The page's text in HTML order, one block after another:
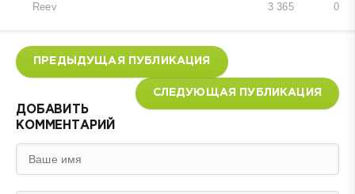
Reev 0
3 365
ПРЕДЫДУЩАЯ ПУБЛИКАЦИЯ
СЛЕДУЮЩАЯ ПУБЛИКАЦИЯ
ДОБАВИТЬ
КОММЕНТАРИЙ